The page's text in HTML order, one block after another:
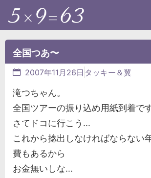
全国つあ〜
2007年11月26日 タッキー＆翼
滝つちゃん。
全国ツアーの振り込め用紙到着です
さてドコに行こう...
これから捻出しなければならない
費もあるから
お金無いしな...